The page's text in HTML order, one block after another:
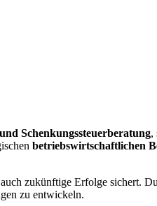
Schenkungssteuerberatung,
betriebswirtschaftlichen
zukünftige Erfolge sichert.
zu entwickeln.